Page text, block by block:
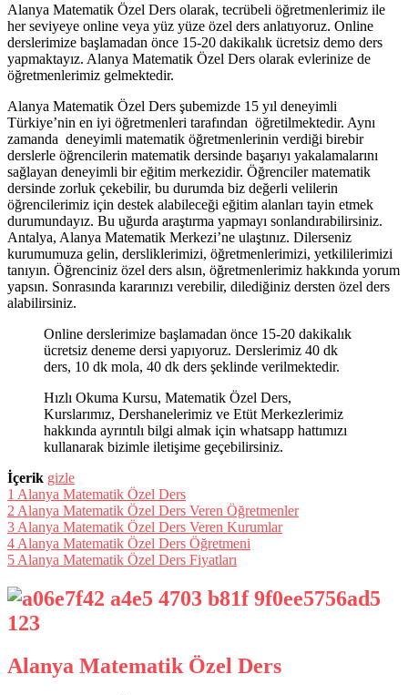
Alanya Matematik Özel Ders olarak, tecrübeli öğretmenlerimiz ile
her seviyeye online veya yüz yüze özel ders anlatıyoruz. Online
derslerimize başlamadan önce 15-20 dakikalık ücretsiz demo ders
yapmaktayız. Alanya Matematik Özel Ders olarak evlerinize de
öğretmenlerimiz gelmektedir.
Alanya Matematik Özel Ders şubemizde 15 yıl deneyimli
Türkiye’nin en iyi öğretmenleri tarafından öğretilmektedir. Aynı
zamanda deneyimli matematik öğretmenlerinin verdiği birebir
derslerle öğrencilerin matematik dersinde başarıyı yakalamalarını
sağlayan deneyimli bir eğitim merkezidir. Öğrenciler matematik
dersinde zorluk çekebilir, bu durumda biz değerli velilerin
öğrencilerimiz için destek alabileceği eğitim alanları tayin etmek
durumundayız. Bu uğurda araştırma yapmayı sonlandırabilirsiniz.
Antalya, Alanya Matematik Merkezi’ne ulaştınız. Dilerseniz
kurumumuza gelin, dersliklerimizi, öğretmenlerimizi, yetkililerimizi
tanıyın. Öğrenciniz özel ders alsın, öğretmenlerimiz hakkında yorum
yapsın. Sonrasında kararınızı verebilir, dilediğiniz dersten özel ders
alabilirsiniz.
Online derslerimize başlamadan önce 15-20 dakikalık
ücretsiz deneme dersi yapıyoruz. Derslerimiz 40 dk
ders, 10 dk mola, 40 dk ders şeklinde verilmektedir.
Hızlı Okuma Kursu, Matematik Özel Ders,
Kurslarımız, Dershanelerimiz ve Etüt Merkezlerimiz
hakkında ayrıntılı bilgi almak için whatsapp hattımızı
kullanarak bizimle iletişime geçebilirsiniz.
İçerik gizle
1 Alanya Matematik Özel Ders
2 Alanya Matematik Özel Ders Veren Öğretmenler
3 Alanya Matematik Özel Ders Veren Kurumlar
4 Alanya Matematik Özel Ders Öğretmeni
5 Alanya Matematik Özel Ders Fiyatları
Alanya Matematik Özel Ders